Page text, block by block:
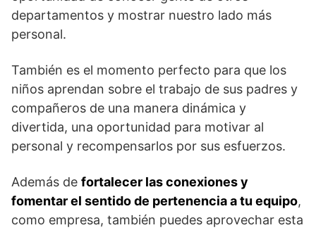
departamentos y mostrar nuestro lado más
personal.
También es el momento perfecto para que los
niños aprendan sobre el trabajo de sus padres y
compañeros de una manera dinámica y
divertida, una oportunidad para motivar al
personal y recompensarlos por sus esfuerzos.
Además de fortalecer las conexiones y
fomentar el sentido de pertenencia a tu equipo,
como empresa, también puedes aprovechar esta